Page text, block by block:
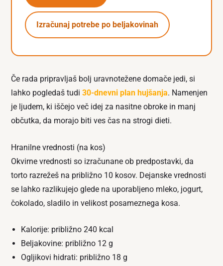
Izračunaj potrebe po beljakovinah
Če rada pripravljaš bolj uravnotežene domače jedi, si
lahko pogledaš tudi30-dnevni plan hujšanja. Namenjen
je ljudem, ki iščejo več idej za nasitne obroke in manj
občutka, da morajo biti ves čas na strogi dieti.
Hranilne vrednosti (na kos)
Okvirne vrednosti so izračunane ob predpostavki, da
torto razrežeš na približno 10 kosov. Dejanske vrednosti
se lahko razlikujejo glede na uporabljeno mleko, jogurt,
čokolado, sladilo in velikost posameznega kosa.
Kalorije: približno 240 kcal
Beljakovine: približno 12 g
Ogljikovi hidrati: približno 18 g